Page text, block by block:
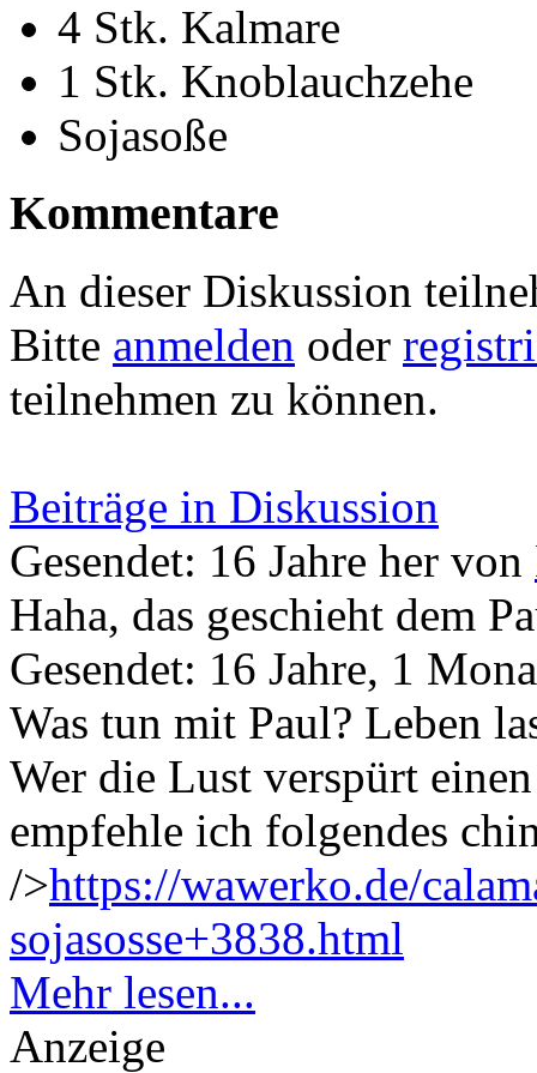
4 Stk. Kalmare
1 Stk. Knoblauchzehe
Sojasoße
Kommentare
An dieser Diskussion
Bitte anmelden oder
teilnehmen zu können.
Beiträge in Diskussion
Gesendet: 16 Jahre her von
Haha, das geschieht dem
Gesendet: 16 Jahre, 1
Was tun mit Paul? Leben
Wer die Lust verspürt
empfehle ich folgendes
/>https://wawerko.de/
sojasosse+3838.html
Mehr lesen...
Anzeige